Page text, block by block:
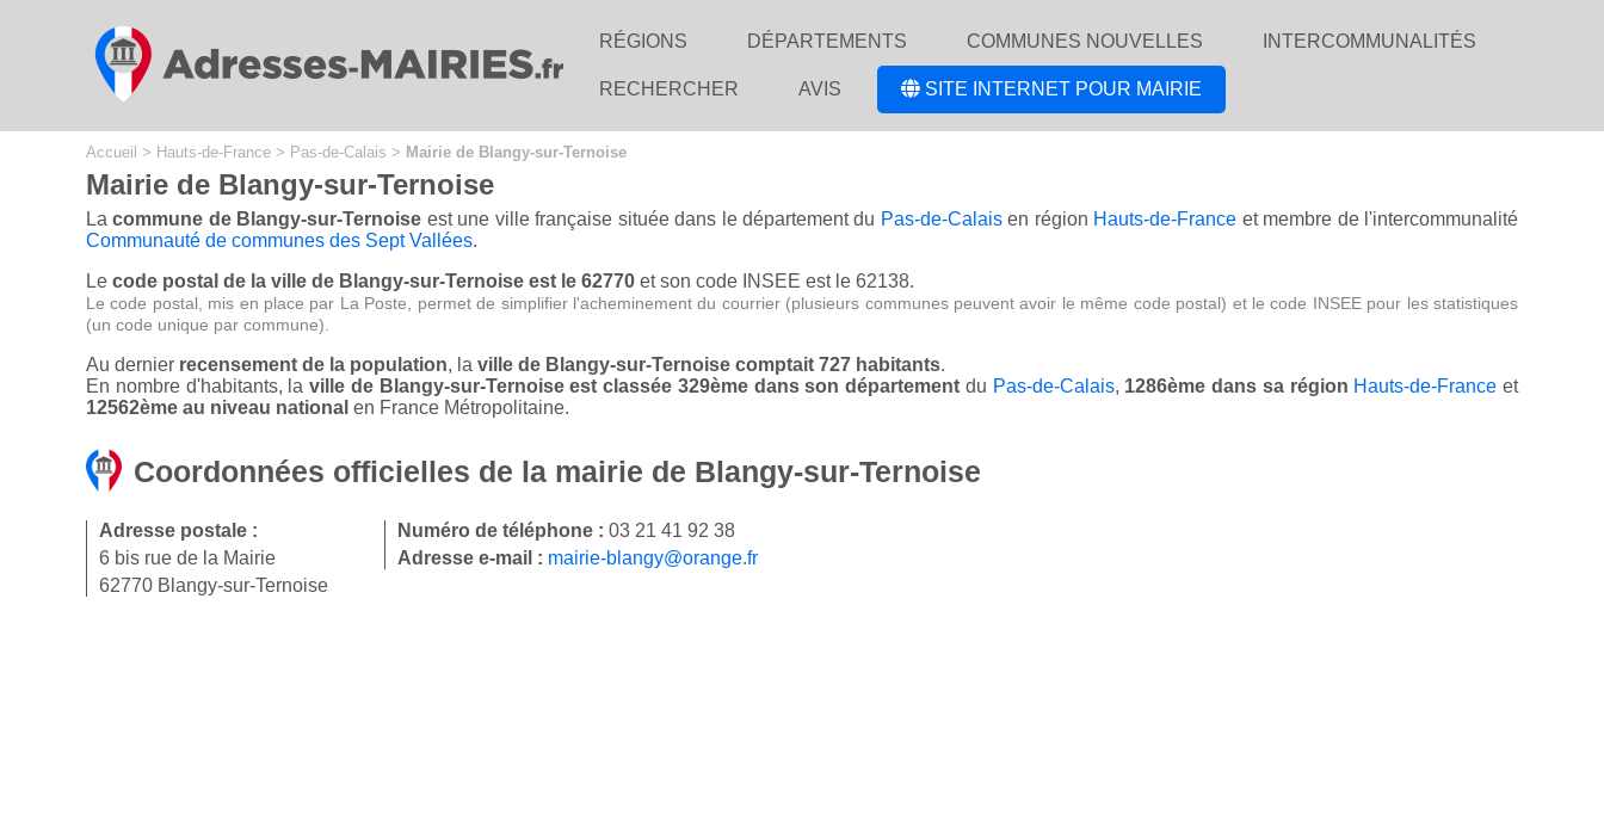
RÉGIONS DÉPARTEMENTS COMMUNES NOUVELLES INTERCOMMUNALITÉS
RECHERCHER AVIS SITE INTERNET POUR MAIRIE
Accueil > Hauts-de-France > Pas-de-Calais > Mairie de Blangy-sur-Ternoise
Mairie de Blangy-sur-Ternoise
Lacommune de Blangy-sur-Ternoise est une ville française située dans le département du Pas-de-Calaisen région Hauts-de-France et membre de l'intercommunalité
Communauté de communes des Sept Vallées.
Le code postal de la ville de Blangy-sur-Ternoise est le 62770 et son code INSEE est le 62138.
Le code postal, mis en place par La Poste, permet de simplifier l'acheminement du courrier (plusieurs communes peuvent avoir le même code postal) et le code INSEE pour les statistiques
(un code unique par commune).
Au dernier recensement de la population, la ville de Blangy-sur-Ternoise comptait 727 habitants.
En nombre d'habitants, la ville de Blangy-sur-Ternoise est classée 329ème dans son département du Pas-de-Calais, 1286ème dans sa région Hauts-de-France et
12562ème au niveau national en France Métropolitaine.
Coordonnées officielles de la mairie de Blangy-sur-Ternoise
Adresse postale :
6 bis rue de la Mairie
62770 Blangy-sur-Ternoise
Numéro de téléphone : 03 21 41 92 38
Adresse e-mail : mairie-blangy@orange.fr